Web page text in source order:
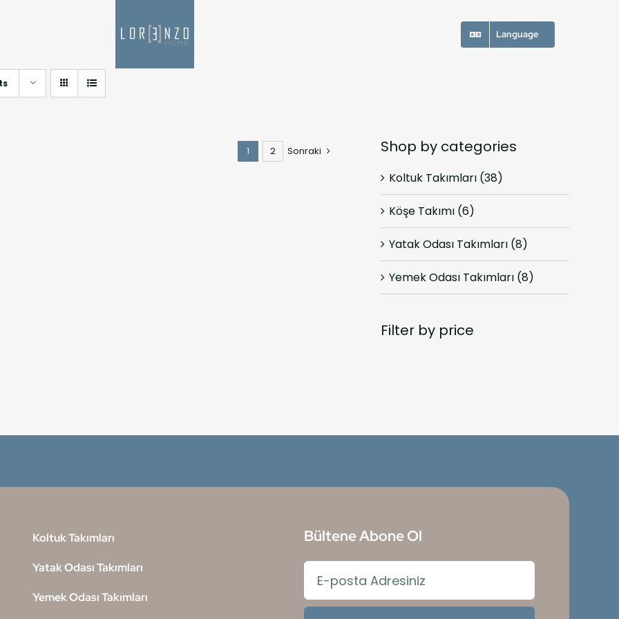
Language
1 2 Sonraki Shop by categories
Koltuk Takımları (38)
Köşe Takımı (6)
Yatak Odası Takımları (8)
Yemek Odası Takımları (8)
Filter by price
Koltuk Takımları
Yatak Odası Takımları
Yemek Odası Takımları
Bültene Abone Ol